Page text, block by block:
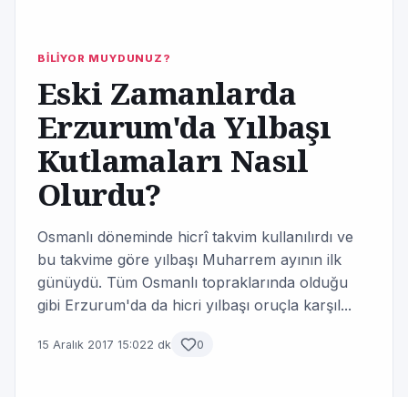
BİLİYOR MUYDUNUZ?
Eski Zamanlarda
Erzurum'da Yılbaşı
Kutlamaları Nasıl
Olurdu?
Osmanlı döneminde hicrî takvim kullanılırdı ve
bu takvime göre yılbaşı Muharrem ayının ilk
günüydü. Tüm Osmanlı topraklarında olduğu
gibi Erzurum'da da hicri yılbaşı oruçla karşıl...
15 Aralık 2017 15:022 dk 0